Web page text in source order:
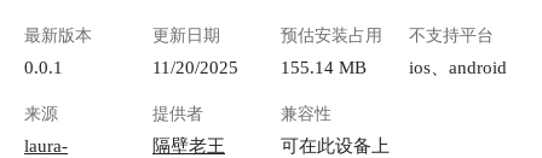
最新版本
0.0.1
更新日期
11/20/2025
预估安装占用
155.14 MB
不支持平台
ios、android
来源
laura-
提供者
隔壁老王
兼容性
可在此设备上